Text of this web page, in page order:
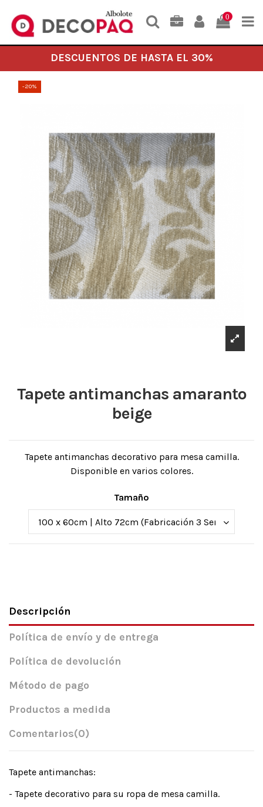
0
DESCUENTOS DE HASTA EL 30%
-20%
Tapete antimanchas amaranto
beige
Tapete antimanchas decorativo para mesa camilla.
Disponible en varios colores.
Tamaño
Descripción
Política de envío y de entrega
Política de devolución
Método de pago
Productos a medida
Comentarios(0)
Tapete antimanchas:
- Tapete decorativo para su ropa de mesa camilla.